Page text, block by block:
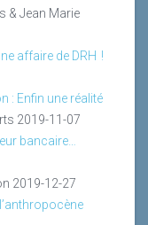
& Jean Marie
affaire de DRH !
: Enfin une réalité
2019-11-07
bancaire…
2019-12-27